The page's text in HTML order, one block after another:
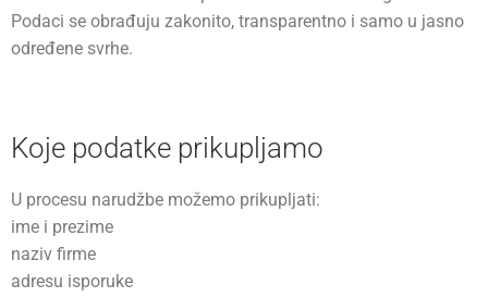
Podaci se obrađuju zakonito, transparentno i samo u jasno
određene svrhe.
Koje podatke prikupljamo
U procesu narudžbe možemo prikupljati:
ime i prezime
naziv firme
adresu isporuke